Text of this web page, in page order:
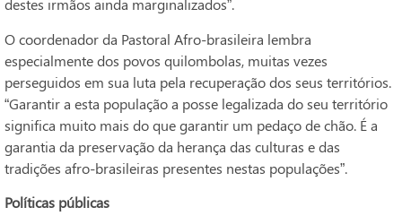
destes irmãos ainda marginalizados”.
O coordenador da Pastoral Afro-brasileira lembra
especialmente dos povos quilombolas, muitas vezes
perseguidos em sua luta pela recuperação dos seus territórios.
“Garantir a esta população a posse legalizada do seu território
significa muito mais do que garantir um pedaço de chão. É a
garantia da preservação da herança das culturas e das
tradições afro-brasileiras presentes nestas populações”.
Políticas públicas